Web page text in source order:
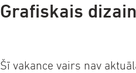
Grafiskais
Šī vakance vairs nav